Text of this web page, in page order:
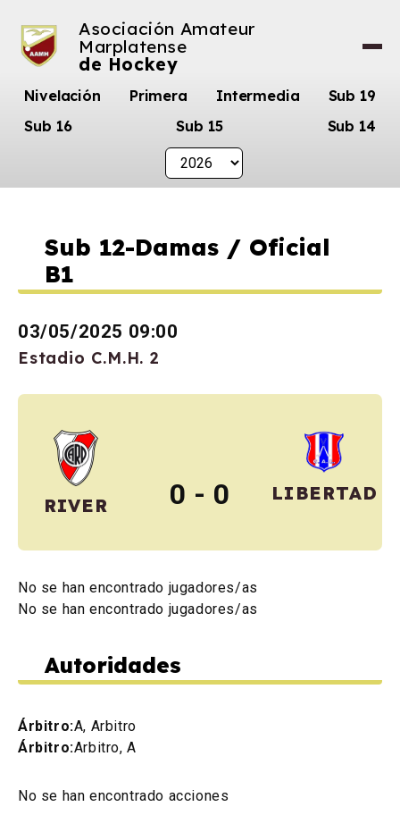
Asociación Amateur
Marplatense
de Hockey
Nivelación Primera Intermedia
Sub 19
Sub 16
Sub 15 Sub 14
Sub 12-Damas / Oficial
B1
03/05/2025 09:00
Estadio C.M.H. 2
RIVER 0 - 0 LIBERTAD
No se han encontrado jugadores/as
No se han encontrado jugadores/as
Autoridades
Árbitro:A, Arbitro
Árbitro:Arbitro, A
No se han encontrado acciones